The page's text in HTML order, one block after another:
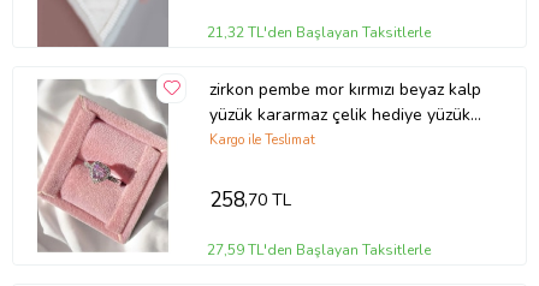
21,32 TL'den Başlayan Taksitlerle
zirkon pembe mor kırmızı beyaz kalp
yüzük kararmaz çelik hediye yüzük
ciddi ilişki yüzüğü
Kargo ile Teslimat
258,70 TL
27,59 TL'den Başlayan Taksitlerle